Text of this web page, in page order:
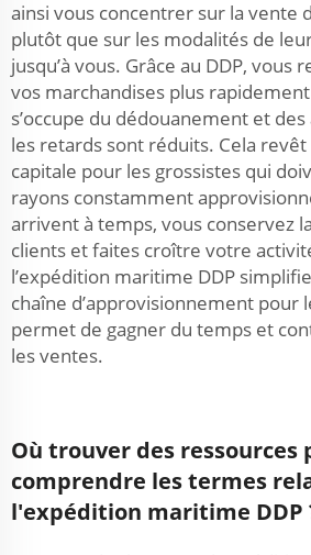
ainsi vous concentrer sur la vente
plutôt que sur les modalités de
jusqu’à vous. Grâce au DDP, vous
vos marchandises plus
s’occupe du dédouanement et
les retards sont réduits. Cela
capitale pour les grossistes qui
rayons constamment
arrivent à temps, vous conservez
clients et faites croître votre
l’expédition maritime DDP
chaîne d’approvisionnement pour
permet de gagner du temps et
les ventes.
Où trouver des ressources
comprendre les termes
l'expédition maritime DDP